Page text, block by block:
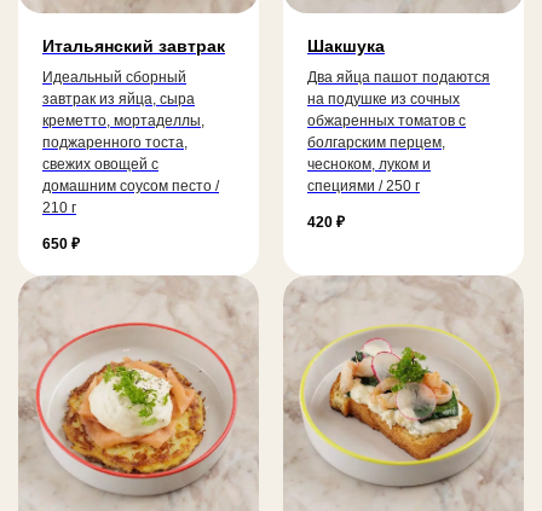
Итальянский завтрак
Идеальный сборный
завтрак из яйца, сыра
креметто, мортаделлы,
поджаренного тоста,
свежих овощей с
домашним соусом песто /
210 г
650 ₽
Шакшука
Два яйца пашот подаются
на подушке из сочных
обжаренных томатов с
болгарским перцем,
чесноком, луком и
специями / 250 г
420 ₽